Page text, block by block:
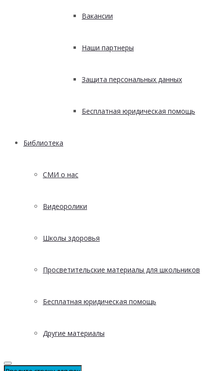
Вакансии
Наши партнеры
Защита персональных данных
Бесплатная юридическая помощь
Библиотека
СМИ о нас
Видеоролики
Школы здоровья
Просветительские материалы для школьников
Бесплатная юридическая помощь
Другие материалы